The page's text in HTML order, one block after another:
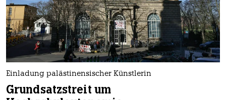
Einladung palästinensischer Künstlerin
Grundsatzstreit um